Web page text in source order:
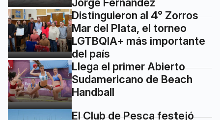
Jorge Fernández
Distinguieron al 4° Zorros
Mar del Plata, el torneo
LGTBQIA+ más importante
del país
Llega el primer Abierto
Sudamericano de Beach
Handball
El Club de Pesca festejó